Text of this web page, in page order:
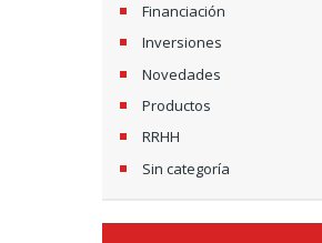
Financiación
Inversiones
Novedades
Productos
RRHH
Sin categoría